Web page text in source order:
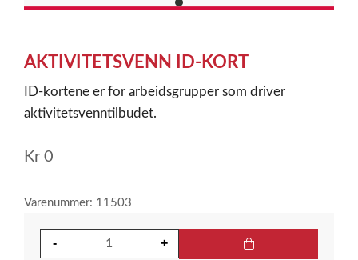
item
of
AKTIVITETSVENN ID-KORT
ID-kortene er for arbeidsgrupper som driver
aktivitetsvenntilbudet.
Kr 0
Varenummer: 11503